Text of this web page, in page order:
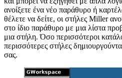
τα περιεχόμενα παιδιά ως
Αυτό ακούγεται πολύ τεχνικό, αλλά
και μπορεί να εξηγηθεί με απλά
ανοίξετε ένα νέο παράθυρο ή
θέλετε να δείτε, οι στήλες Miller
στο ίδιο παράθυρο με μια λίστα
περισσότερες στήλες